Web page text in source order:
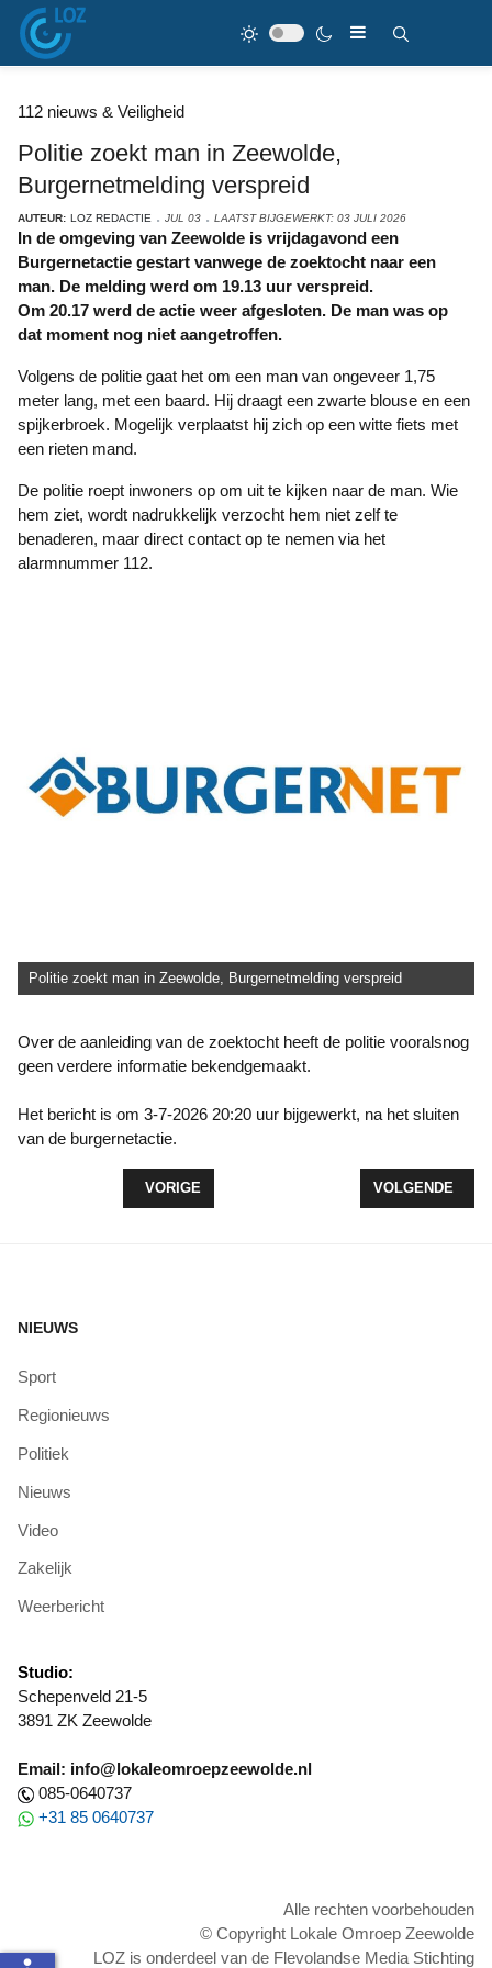
112 nieuws & Veiligheid
Politie zoekt man in Zeewolde,
Burgernetmelding verspreid
AUTEUR: LOZ REDACTIE JUL 03 LAATST BIJGEWERKT: 03 JULI 2026
In de omgeving van Zeewolde is vrijdagavond een
Burgernetactie gestart vanwege de zoektocht naar een
man. De melding werd om 19.13 uur verspreid.
Om 20.17 werd de actie weer afgesloten. De man was op
dat moment nog niet aangetroffen.
Volgens de politie gaat het om een man van ongeveer 1,75
meter lang, met een baard. Hij draagt een zwarte blouse en een
spijkerbroek. Mogelijk verplaatst hij zich op een witte fiets met
een rieten mand.
De politie roept inwoners op om uit te kijken naar de man. Wie
hem ziet, wordt nadrukkelijk verzocht hem niet zelf te
benaderen, maar direct contact op te nemen via het
alarmnummer 112.
Politie zoekt man in Zeewolde, Burgernetmelding verspreid
Over de aanleiding van de zoektocht heeft de politie vooralsnog
geen verdere informatie bekendgemaakt.
Het bericht is om 3-7-2026 20:20 uur bijgewerkt, na het sluiten
van de burgernetactie.
VORIG ARTIKEL: POLITIE ONDERZOEKT
VORIGE VOLGENDE
VOLGENDE
NIEUWS
Sport
Regionieuws
Politiek
Nieuws
Video
Zakelijk
Weerbericht
Studio:
Schepenveld 21-5
3891 ZK Zeewolde
Email: info@lokaleomroepzeewolde.nl
085-0640737
+31 85 0640737
Alle rechten voorbehouden
© Copyright Lokale Omroep Zeewolde
LOZ is onderdeel van de Flevolandse Media Stichting